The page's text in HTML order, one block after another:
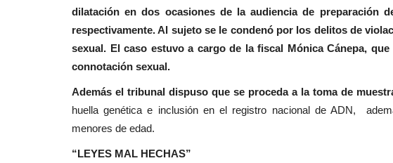
dilatación en dos ocasiones de la audiencia de preparación
respectivamente. Al sujeto se le condenó por los delitos de
sexual. El caso estuvo a cargo de la fiscal Mónica Cánepa,
connotación sexual.
Además el tribunal dispuso que se proceda a la toma de
huella genética e inclusión en el registro nacional de ADN,
menores de edad.
“LEYES MAL HECHAS”
el delito de injurias y
Los hechos se produjeron cerca de las 02:00 de esta
madrugada en calle Januario...
en la